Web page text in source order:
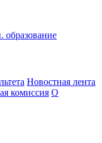
образование
Новостная лента
комиссия О